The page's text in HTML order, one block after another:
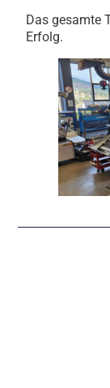
Das gesamte
Erfolg.